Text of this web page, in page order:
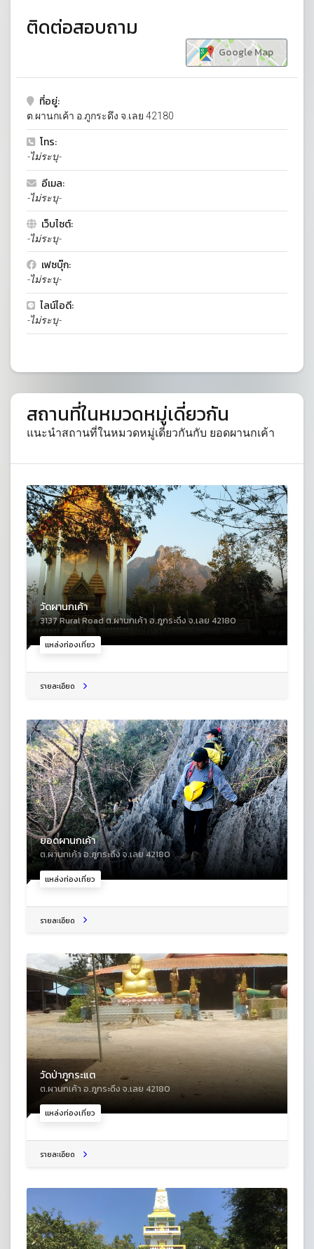
ติดต่อสอบถาม
Google Map
ที่อยู่:
ต.ผานกเค้า อ.ภูกระดึง จ.เลย 42180
โทร:
-ไม่ระบุ-
อีเมล:
-ไม่ระบุ-
เว็บไซต์:
-ไม่ระบุ-
เฟซบุ๊ก:
-ไม่ระบุ-
ไลน์ไอดี:
-ไม่ระบุ-
สถานที่ในหมวดหมู่เดี่ยวกัน
แนะนำสถานที่ในหมวดหมู่เดี่ยวกันกับ ยอดผานกเค้า
แหล่งท่องเที่ยว
วัดผานกเค้า
3137 Rural Road ต.ผานกเค้า อ.ภูกระดึง จ.เลย 42180
รายละเอียด
แหล่งท่องเที่ยว
ยอดผานกเค้า
ต.ผานกเค้า อ.ภูกระดึง จ.เลย 42180
รายละเอียด
แหล่งท่องเที่ยว
วัดป่าภูกระแต
ต.ผานกเค้า อ.ภูกระดึง จ.เลย 42180
รายละเอียด